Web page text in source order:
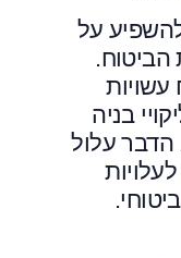
על
הביטוח.
בניה
הדבר עלול